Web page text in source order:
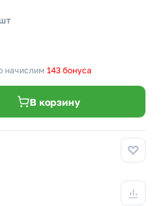
начислим 143 бонуса
В корзину